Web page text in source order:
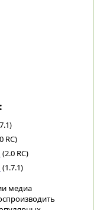
RC)
(2.0 RC)
(1.7.1)
медиа